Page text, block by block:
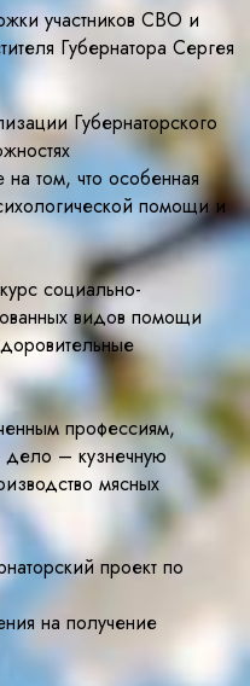
участников СВО и
Губернатора Сергея
Губернаторского
том, что особенная
помощи и
социально-
видов помощи
профессиям,
дело – кузнечную
мясных
проект по
на получение